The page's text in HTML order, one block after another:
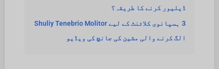
ڈیلیور کرنے کا طریقہ؟
3
ہسپانوی کلائنٹ کے لیے Shuliy Tenebrio Molitor
الگ کرنے والی مشین کی جانچ کی ویڈیو